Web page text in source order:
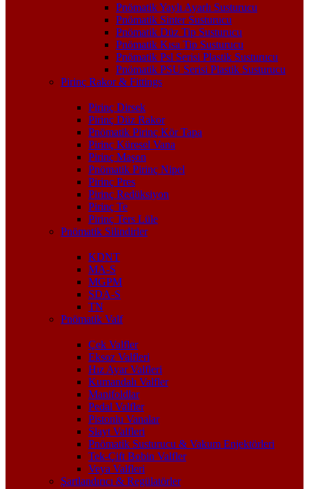
Pnömatik Yaylı Ayarlı Susturucu
Pnömatik Sinter Susturucu
Pnömatik Düz Tip Susturucu
Pnömatik Kısa Tip Susturucu
Pnömatik Psl Serisi Plastik Susturucu
Pnömatik PSU Serisi Plastik Susturucu
Pirinç Rakor & Fittings
Pirinç Dirsek
Pirinç Düz Rakor
Pnömatik Pirinç Kör Tapa
Pirinç Küresel Vana
Pirinç Maşon
Pnömatik Pirinç Nipel
Pirinç Pres
Pirinç Redüksiyon
Pirinç Te
Pirinç Ters Lüle
Pnömatik Silindirler
KDNT
MA-S
MGPM
SDA-S
TN
Pnömatik Valf
Çek Valfler
Eksoz Valfleri
Hız Ayar Valfleri
Kumandalı Valfler
Manifoldlar
Pedal Valfler
Pistonlu Vanalar
Slayt Valfleri
Pnömatik Susturucu & Vakum Enjektörleri
Tek-Çift Bobin Valfler
Veya Valfleri
Şartlandırıcı & Regülatörler